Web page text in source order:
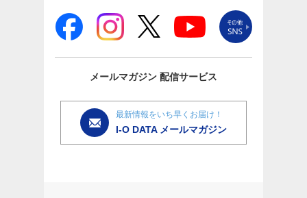
メールマガジン 配信サービス
最新情報をいち早くお届け！
I-O DATA メールマガジン